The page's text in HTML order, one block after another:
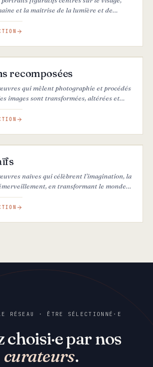
et la maîtrise de la lumière et de
profondeur, atmosphère et originalité.
recomposées
qui mêlent photographie et procédés
images sont transformées, altérées et
naïves qui célèbrent l’imagination, la
en transformant le monde
poétiques et ludiques.
RÉSEAU · ÊTRE SÉLECTIONNÉ·E
choisi·e par nos
curateurs.